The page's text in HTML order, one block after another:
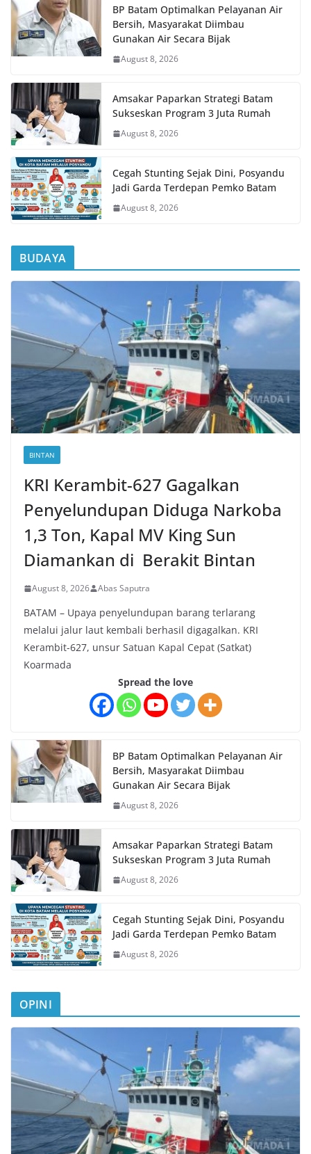
BP Batam Optimalkan Pelayanan Air
Bersih, Masyarakat Diimbau
Gunakan Air Secara Bijak
August 8, 2026
Amsakar Paparkan Strategi Batam
Sukseskan Program 3 Juta Rumah
August 8, 2026
Cegah Stunting Sejak Dini, Posyandu
Jadi Garda Terdepan Pemko Batam
August 8, 2026
BUDAYA
BINTAN
KRI Kerambit-627 Gagalkan
Penyelundupan Diduga Narkoba
1,3 Ton, Kapal MV King Sun
Diamankan di Berakit Bintan
August 8, 2026 Abas Saputra
BATAM – Upaya penyelundupan barang terlarang
melalui jalur laut kembali berhasil digagalkan. KRI
Kerambit-627, unsur Satuan Kapal Cepat (Satkat)
Koarmada
Spread the love
BP Batam Optimalkan Pelayanan Air
Bersih, Masyarakat Diimbau
Gunakan Air Secara Bijak
August 8, 2026
Amsakar Paparkan Strategi Batam
Sukseskan Program 3 Juta Rumah
August 8, 2026
Cegah Stunting Sejak Dini, Posyandu
Jadi Garda Terdepan Pemko Batam
August 8, 2026
OPINI